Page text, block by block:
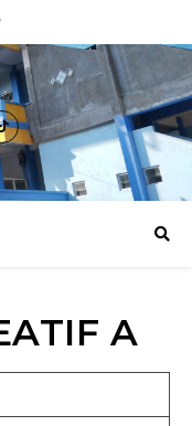
A